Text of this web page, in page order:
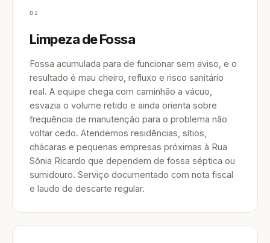
02
Limpeza de Fossa
Fossa acumulada para de funcionar sem aviso, e o
resultado é mau cheiro, refluxo e risco sanitário
real. A equipe chega com caminhão a vácuo,
esvazia o volume retido e ainda orienta sobre
frequência de manutenção para o problema não
voltar cedo. Atendemos residências, sítios,
chácaras e pequenas empresas próximas à Rua
Sônia Ricardo que dependem de fossa séptica ou
sumidouro. Serviço documentado com nota fiscal
e laudo de descarte regular.